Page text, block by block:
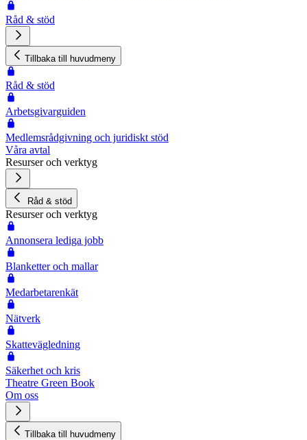
Råd & stöd
Tillbaka till huvudmeny
Råd & stöd
Arbetsgivarguiden
Medlemsrådgivning och juridiskt stöd
Våra avtal
Resurser och verktyg
Råd & stöd
Resurser och verktyg
Annonsera lediga jobb
Blanketter och mallar
Medarbetarenkät
Nätverk
Skattevägledning
Säkerhet och kris
Theatre Green Book
Om oss
Tillbaka till huvudmeny